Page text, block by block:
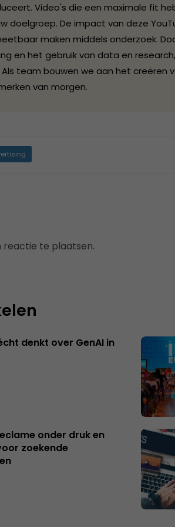
Video's die een maximale fit
doelgroep. De impact van deze
maken middels onderzoek.
en het gebruik van data en
team bouwen we aan het creëren
van morgen.
reactie te plaatsen.
denkt over GenAI in
onder druk en
zoekende